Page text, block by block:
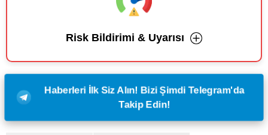
Risk Bildirimi & Uyarısı
Haberleri İlk Siz Alın! Bizi Şimdi Telegram'da
Takip Edin!